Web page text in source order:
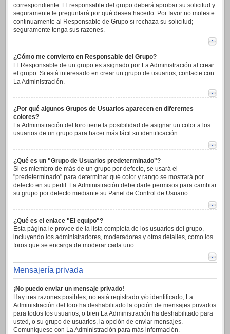
correspondiente. El responsable del grupo deberá aprobar su solicitud y
seguramente le preguntará por qué desea hacerlo. Por favor no moleste
continuamente al Responsable de Grupo si rechaza su solicitud;
seguramente tenga sus razones.
¿Cómo me convierto en Responsable del Grupo?
El Responsable de un grupo es asignado por La Administración al crear
el grupo. Si está interesado en crear un grupo de usuarios, contacte con
La Administración.
¿Por qué algunos Grupos de Usuarios aparecen en diferentes
colores?
La Administración del foro tiene la posibilidad de asignar un color a los
usuarios de un grupo para hacer más fácil su identificación.
¿Qué es un "Grupo de Usuarios predeterminado"?
Si es miembro de más de un grupo por defecto, se usará el
"predeterminado" para determinar qué color y rango se mostrará por
defecto en su perfil. La Administración debe darle permisos para cambiar
su grupo por defecto mediante su Panel de Control de Usuario.
¿Qué es el enlace "El equipo"?
Esta página le provee de la lista completa de los usuarios del grupo,
incluyendo los administradores, moderadores y otros detalles, como los
foros que se encarga de moderar cada uno.
Mensajería privada
¡No puedo enviar un mensaje privado!
Hay tres razones posibles; no está registrado y/o identificado, La
Administración del foro ha deshabilitado la opción de mensajes privados
para todos los usuarios, o bien La Administración ha deshabilitado para
usted, o su grupo de usuarios, la opción de enviar mensajes.
Comuníquese con La Administración para más información.